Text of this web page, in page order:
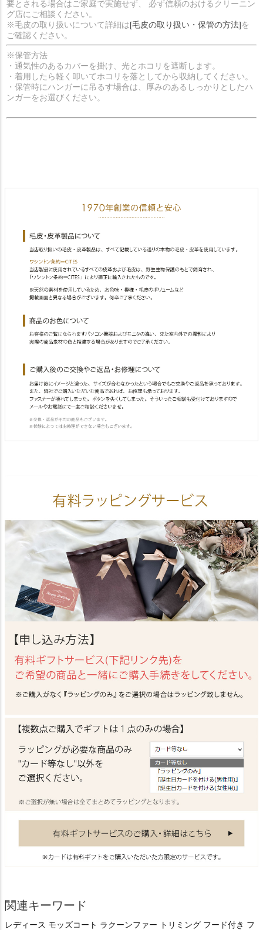
要とされる場合はご家庭で実施せず、 必ず信頼のおけるクリーニン
グ店にご相談ください。
※毛皮の取り扱いについて詳細は[毛皮の取り扱い・保管の方法]を
ご確認ください。
※保管方法
・通気性のあるカバーを掛け、光とホコリを遮断します。
・着用したら軽く叩いてホコリを落としてから収納してください。
・保管時にハンガーに吊るす場合は、厚みのあるしっかりとしたハ
ンガーをお選びください。
関連キーワード
レディース モッズコート ラクーンファー トリミング フード付き フ